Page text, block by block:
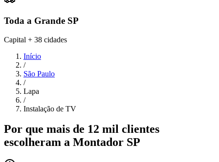
Toda a Grande SP
Capital + 38 cidades
Início
/
São Paulo
/
Lapa
/
Instalação de TV
Por que mais de 12 mil clientes
escolheram a Montador SP